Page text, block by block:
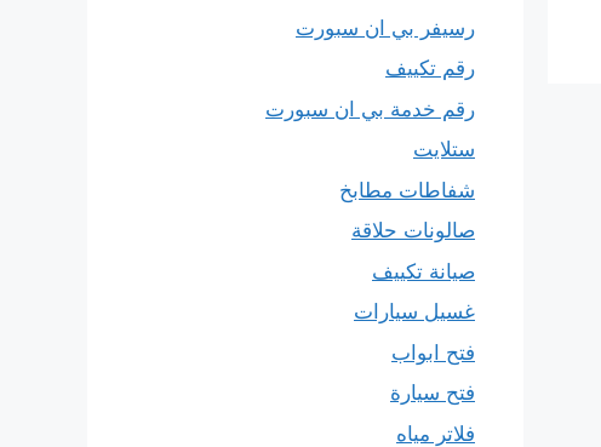
رسيفر بي ان سبورت
رقم تكييف
رقم خدمة بي ان سبورت
ستلايت
شفاطات مطابخ
صالونات حلاقة
صيانة تكييف
غسيل سيارات
فتح ابواب
فتح سيارة
فلاتر مياه